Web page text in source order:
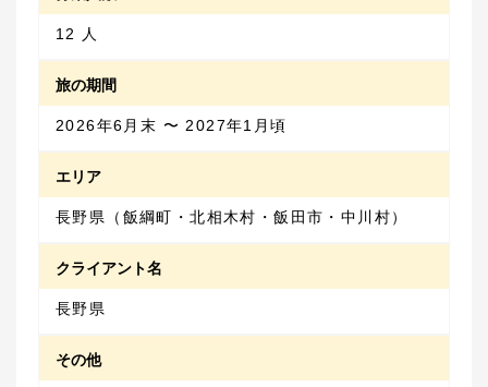
12 人
旅の期間
2026年6月末 〜 2027年1月頃
エリア
長野県（飯綱町・北相木村・飯田市・中川村）
クライアント名
長野県
その他